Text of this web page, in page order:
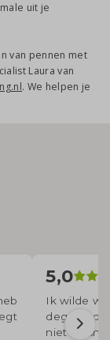
uit je
van pennen met
Laura van
. We helpen je
5,0
Ik wilde
degene
niet zo